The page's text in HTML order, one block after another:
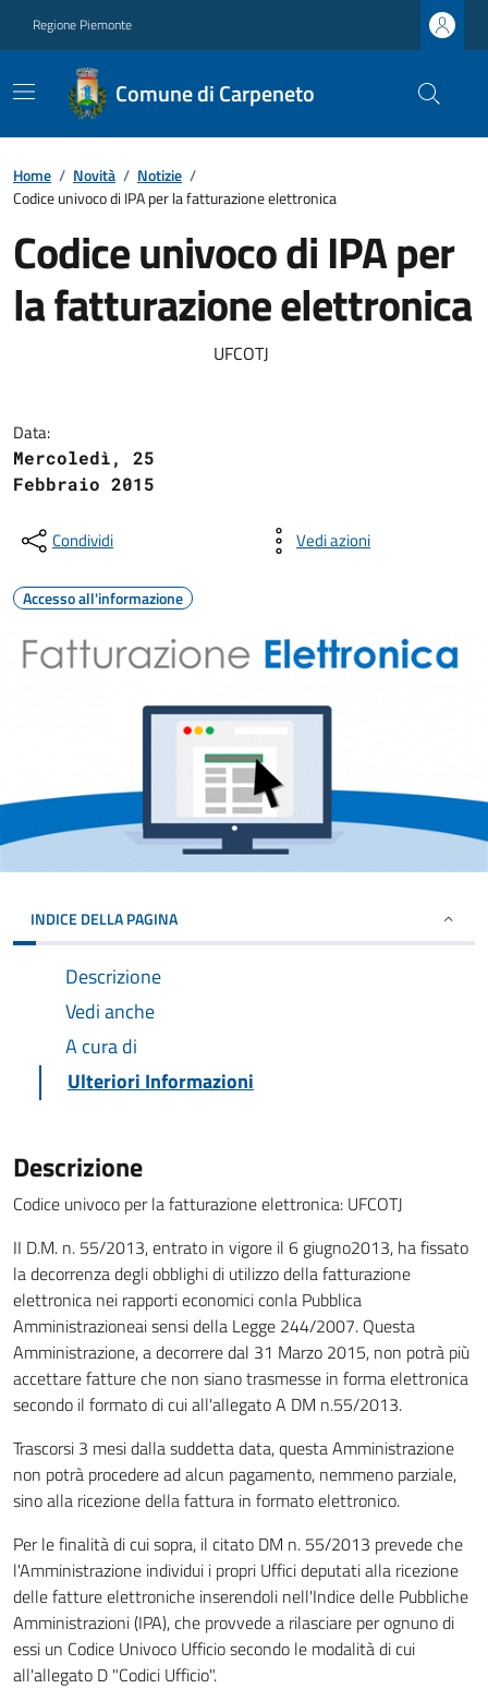
Regione Piemonte
Comune di Carpeneto
Home / Novità / Notizie /
Codice univoco di IPA per la fatturazione elettronica
Codice univoco di IPA per
la fatturazione elettronica
UFCOTJ
Data:
Mercoledì, 25
Febbraio 2015
Condividi Vedi azioni
Accesso all'informazione
INDICE DELLA PAGINA
Descrizione
Vedi anche
A cura di
Ulteriori Informazioni
Descrizione
Codice univoco per la fatturazione elettronica: UFCOTJ
II D.M. n. 55/2013, entrato in vigore il 6 giugno2013, ha fissato
la decorrenza degli obblighi di utilizzo della fatturazione
elettronica nei rapporti economici conla Pubblica
Amministrazioneai sensi della Legge 244/2007. Questa
Amministrazione, a decorrere dal 31 Marzo 2015, non potrà più
accettare fatture che non siano trasmesse in forma elettronica
secondo il formato di cui all'allegato A DM n.55/2013.
Trascorsi 3 mesi dalla suddetta data, questa Amministrazione
non potrà procedere ad alcun pagamento, nemmeno parziale,
sino alla ricezione della fattura in formato elettronico.
Per le finalità di cui sopra, il citato DM n. 55/2013 prevede che
l'Amministrazione individui i propri Uffici deputati alla ricezione
delle fatture elettroniche inserendoli nell'Indice delle Pubbliche
Amministrazioni (IPA), che provvede a rilasciare per ognuno di
essi un Codice Univoco Ufficio secondo le modalità di cui
all'allegato D "Codici Ufficio".